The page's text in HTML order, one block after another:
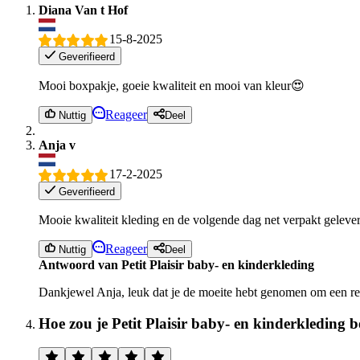
Diana Van t Hof
15-8-2025
Geverifieerd
Mooi boxpakje, goeie kwaliteit en mooi van kleur😍
Nuttig Reageer Deel
Anja v
17-2-2025
Geverifieerd
Mooie kwaliteit kleding en de volgende dag net verpakt
Nuttig Reageer Deel
Antwoord van Petit Plaisir baby- en kinderkleding
Dankjewel Anja, leuk dat je de moeite hebt genomen om een
Hoe zou je Petit Plaisir baby- en kinderkleding